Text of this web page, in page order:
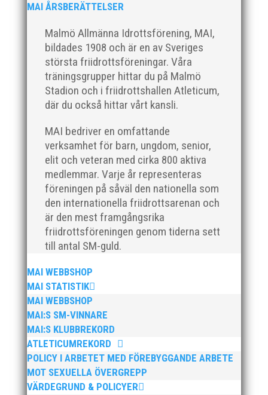
MAI ÅRSBERÄTTELSER
Malmö Allmänna Idrottsförening, MAI,
bildades 1908 och är en av Sveriges
största friidrottsföreningar. Våra
träningsgrupper hittar du på Malmö
Stadion och i friidrottshallen Atleticum,
där du också hittar vårt kansli.
MAI bedriver en omfattande
verksamhet för barn, ungdom, senior,
elit och veteran med cirka 800 aktiva
medlemmar. Varje år representeras
föreningen på såväl den nationella som
den internationella friidrottsarenan och
är den mest framgångsrika
friidrottsföreningen genom tiderna sett
till antal SM-guld.
MAI WEBBSHOP
MAI STATISTIK
MAI WEBBSHOP
MAI:S SM-VINNARE
MAI:S KLUBBREKORD
ATLETICUMREKORD
POLICY I ARBETET MED FÖREBYGGANDE ARBETE
MOT SEXUELLA ÖVERGREPP
VÄRDEGRUND & POLICYER
För mig har Lasse betytt oerhört mycket på flera
plan. På 80- och 90-talet, då jag själv var aktiv, var
han för mig en handlingskraftig ledare som alltid var
på plats och igång med en mängd olika projekt. Med
sin parhäst och nära vän, Bengt Bendéus,...
Nu är hösten här och för oss MAI:re betyder det olika
saker beroende på var man befinner sig i
organisationen. Här kommer en liten sammanfattning
jag uppfattar läget i våra olika verksamhetsben.
BroloppetAtt...